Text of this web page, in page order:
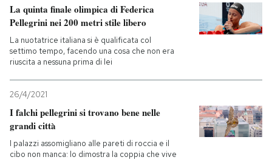
La quinta finale olimpica di Federica
Pellegrini nei 200 metri stile libero
La nuotatrice italiana si è qualificata col
settimo tempo, facendo una cosa che non era
riuscita a nessuna prima di lei
26/4/2021
I falchi pellegrini si trovano bene nelle
grandi città
I palazzi assomigliano alle pareti di roccia e il
cibo non manca: lo dimostra la coppia che vive